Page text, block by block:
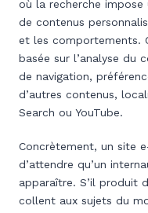
où la recherche
de contenus
et les comportements.
basée sur l’analyse du
de navigation,
d’autres contenus,
Search ou YouTube.
Concrètement, un site
d’attendre qu’un
apparaître. S’il produit
collent aux sujets du